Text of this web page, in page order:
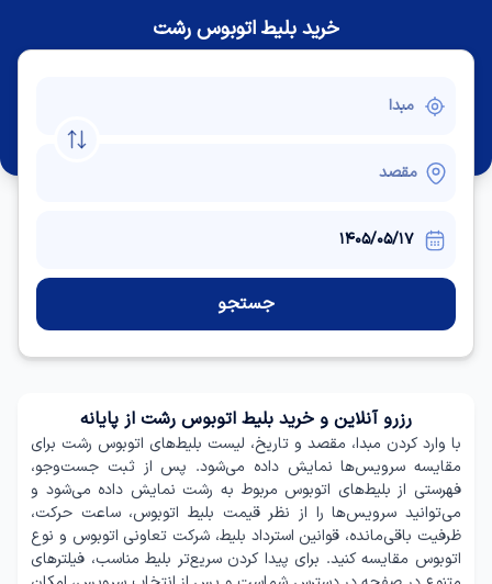
خرید بلیط اتوبوس رشت
جستجو
رزرو آنلاین و خرید بلیط اتوبوس رشت از پایانه
با وارد کردن مبدا، مقصد و تاریخ، لیست بلیط‌های اتوبوس رشت برای
مقایسه سرویس‌ها نمایش داده می‌شود. پس از ثبت جست‌وجو،
فهرستی از بلیط‌های اتوبوس مربوط به رشت نمایش داده می‌شود و
می‌توانید سرویس‌ها را از نظر قیمت بلیط اتوبوس، ساعت حرکت،
ظرفیت باقی‌مانده، قوانین استرداد بلیط، شرکت تعاونی اتوبوس و نوع
اتوبوس مقایسه کنید. برای پیدا کردن سریع‌تر بلیط مناسب، فیلترهای